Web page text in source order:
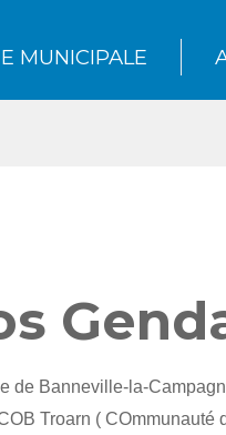
MUNICIPALE
de Banneville-la-
Troarn ( COmmunauté